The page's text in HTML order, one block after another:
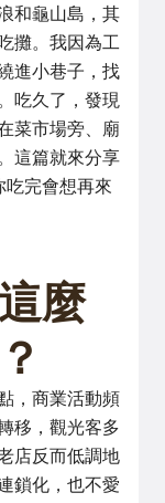
和龜山島，其
攤。我因為工
進小巷子，找
吃久了，發現
菜市場旁、廟
這篇就來分享
吃完會想再來
麼
，商業活動頻
移，觀光客多
店反而低調地
鎖化，也不愛